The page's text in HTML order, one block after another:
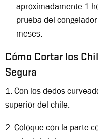
aproximadamente 1
prueba del
meses.
Cómo Cortar los
Segura
1. Con los dedos
superior del chile.
2. Coloque con la parte